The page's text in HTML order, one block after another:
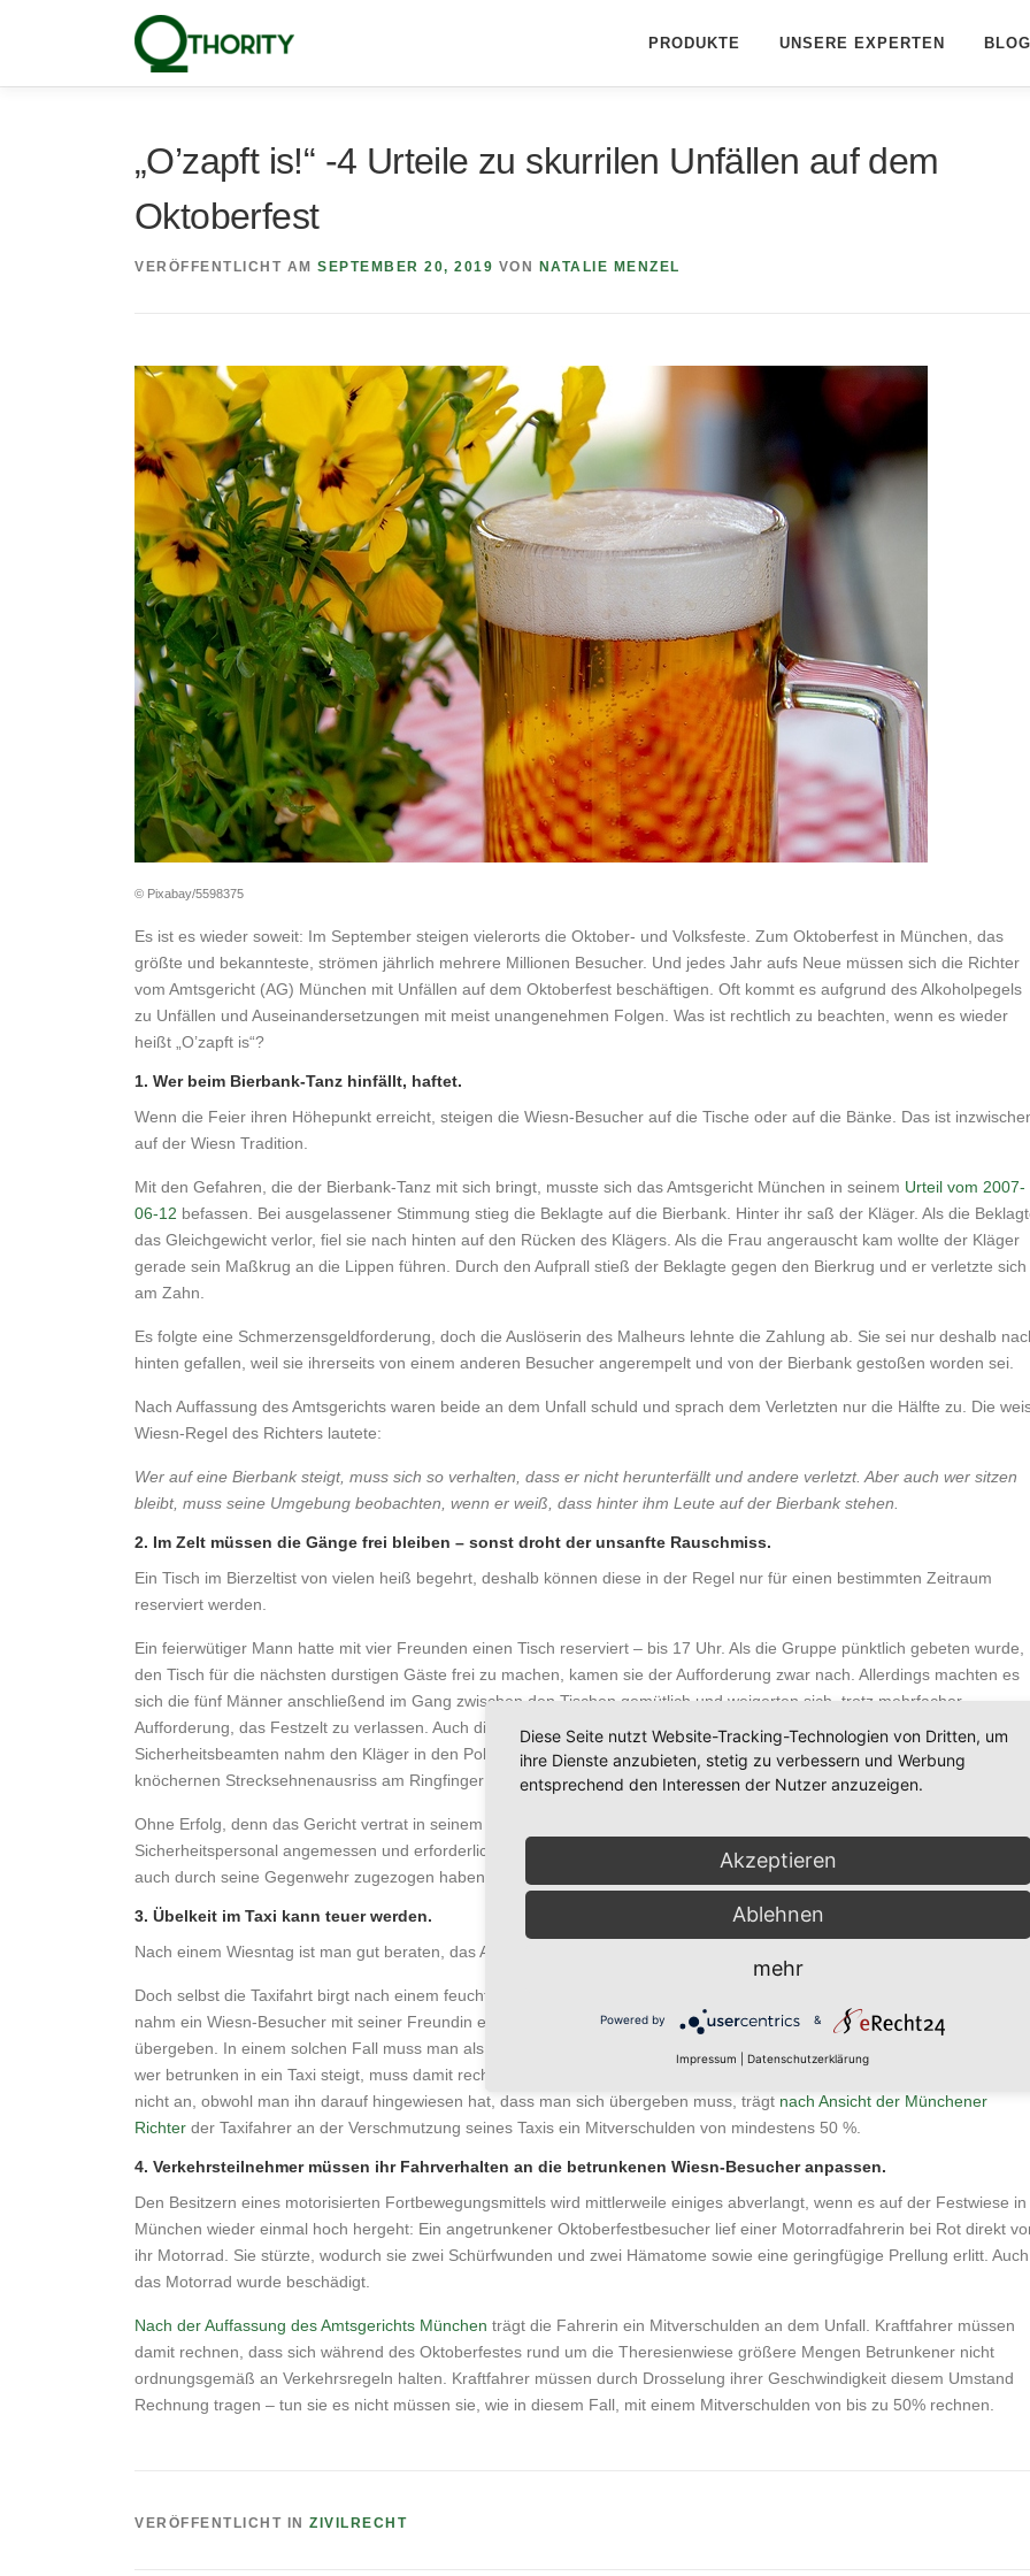
PRODUKTE UNSERE EXPERTEN BLOG
„O’zapft is!“ -4 Urteile zu skurrilen Unfällen auf dem
Oktoberfest
VERÖFFENTLICHT AM SEPTEMBER 20, 2019 VON NATALIE MENZEL
© Pixabay/5598375
Es ist es wieder soweit: Im September steigen vielerorts die Oktober- und Volksfeste. Zum Oktoberfest in München, das
größte und bekannteste, strömen jährlich mehrere Millionen Besucher. Und jedes Jahr aufs Neue müssen sich die Richter
vom Amtsgericht (AG) München mit Unfällen auf dem Oktoberfest beschäftigen. Oft kommt es aufgrund des Alkoholpegels
zu Unfällen und Auseinandersetzungen mit meist unangenehmen Folgen. Was ist rechtlich zu beachten, wenn es wieder
heißt „O’zapft is“?
1. Wer beim Bierbank-Tanz hinfällt, haftet.
Wenn die Feier ihren Höhepunkt erreicht, steigen die Wiesn-Besucher auf die Tische oder auf die Bänke. Das ist
auf der Wiesn Tradition.
Mit den Gefahren, die der Bierbank-Tanz mit sich bringt, musste sich das Amtsgericht München in seinem Urteil vom 2007-
06-12 befassen. Bei ausgelassener Stimmung stieg die Beklagte auf die Bierbank. Hinter ihr saß der Kläger. Als die
das Gleichgewicht verlor, fiel sie nach hinten auf den Rücken des Klägers. Als die Frau angerauscht kam wollte der Kläger
gerade sein Maßkrug an die Lippen führen. Durch den Aufprall stieß der Beklagte gegen den Bierkrug und er verletzte sich
am Zahn.
Es folgte eine Schmerzensgeldforderung, doch die Auslöserin des Malheurs lehnte die Zahlung ab. Sie sei nur deshalb
hinten gefallen, weil sie ihrerseits von einem anderen Besucher angerempelt und von der Bierbank gestoßen worden sei.
Nach Auffassung des Amtsgerichts waren beide an dem Unfall schuld und sprach dem Verletzten nur die Hälfte zu. Die
Wiesn-Regel des Richters lautete:
Wer auf eine Bierbank steigt, muss sich so verhalten, dass er nicht herunterfällt und andere verletzt. Aber auch wer sitzen
bleibt, muss seine Umgebung beobachten, wenn er weiß, dass hinter ihm Leute auf der Bierbank stehen.
2. Im Zelt müssen die Gänge frei bleiben – sonst droht der unsanfte Rauschmiss.
Ein Tisch im Bierzeltist von vielen heiß begehrt, deshalb können diese in der Regel nur für einen bestimmten Zeitraum
reserviert werden.
Ein feierwütiger Mann hatte mit vier Freunden einen Tisch reserviert – bis 17 Uhr. Als die Gruppe pünktlich gebeten wurde,
den Tisch für die nächsten durstigen Gäste frei zu machen, kamen sie der Aufforderung zwar nach. Allerdings machten es
sich die fünf Männer anschließend im Gang zwischen den Tischen gemütlich und weigerten sich, trotz mehrfacher
Aufforderung, das Festzelt zu verlassen. Auch die Pöbeleien der fünf Männer kamen nicht gut an: Einer der
Sicherheitsbeamten nahm den Kläger in den Polizeigriff und entfernte ihn so aus dem Lokal. Hierbei zog er sich einen
knöchernen Strecksehnenausriss am Ringfinger zu und forderte deshalb Schmerzensgeld.
Ohne Erfolg, denn das Gericht vertrat in seinem
Sicherheitspersonal angemessen und erforderlich gewesen sei. Darüber hinaus könne sich der Betrunkene die Verletzung
auch durch seine Gegenwehr zugezogen haben.
3. Übelkeit im Taxi kann teuer werden.
Nach einem Wiesntag ist man gut beraten, das Auto oder das Fahrrad stehen zu lassen.
Doch selbst die Taxifahrt birgt nach einem feuchtfröhlichen Abend seine Gefahren: Nach einem Besuch auf dem
nahm ein Wiesn-Besucher mit seiner Freundin ein Taxi nach Hause und musste sich während der Fahrt infolge Übelkeit
übergeben. In einem solchen Fall muss man als Fahrgast grundsätzlich die vollen Reinigungskosten des Taxis tragen,
wer betrunken in ein Taxi steigt, muss damit rechnen, dass er sich eventuell übergeben muss. Hält der Taxifahrer hingegen
nicht an, obwohl man ihn darauf hingewiesen hat, dass man sich übergeben muss, trägt nach Ansicht der Münchener
Richter der Taxifahrer an der Verschmutzung seines Taxis ein Mitverschulden von mindestens 50 %.
4. Verkehrsteilnehmer müssen ihr Fahrverhalten an die betrunkenen Wiesn-Besucher anpassen.
Den Besitzern eines motorisierten Fortbewegungsmittels wird mittlerweile einiges abverlangt, wenn es auf der Festwiese in
München wieder einmal hoch hergeht: Ein angetrunkener Oktoberfestbesucher lief einer Motorradfahrerin bei Rot direkt
ihr Motorrad. Sie stürzte, wodurch sie zwei Schürfwunden und zwei Hämatome sowie eine geringfügige Prellung erlitt. Auch
das Motorrad wurde beschädigt.
Nach der Auffassung des Amtsgerichts München trägt die Fahrerin ein Mitverschulden an dem Unfall. Kraftfahrer müssen
damit rechnen, dass sich während des Oktoberfestes rund um die Theresienwiese größere Mengen Betrunkener nicht
ordnungsgemäß an Verkehrsregeln halten. Kraftfahrer müssen durch Drosselung ihrer Geschwindigkeit diesem Umstand
Rechnung tragen – tun sie es nicht müssen sie, wie in diesem Fall, mit einem Mitverschulden von bis zu 50% rechnen.
VERÖFFENTLICHT IN ZIVILRECHT
Diese Seite nutzt Website-Tracking-Technologien von Dritten, um
ihre Dienste anzubieten, stetig zu verbessern und Werbung
entsprechend den Interessen der Nutzer anzuzeigen.
Akzeptieren
Ablehnen
mehr
Powered by &
Impressum Datenschutzerklärung